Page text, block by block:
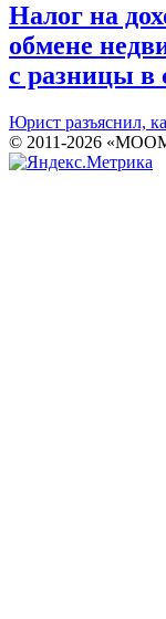
Налог на
обмене
с разницы в
Юрист разъяснил,
© 2011-2026